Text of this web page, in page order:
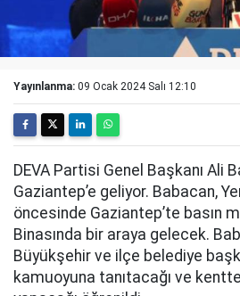
Yayınlanma: 09 Ocak 2024 Salı 12:10
DEVA Partisi Genel Başkanı Ali
Gaziantep’e geliyor. Babacan,
öncesinde Gaziantep’te basın
Binasında bir araya gelecek.
Büyükşehir ve ilçe belediye
kamuoyuna tanıtacağı ve